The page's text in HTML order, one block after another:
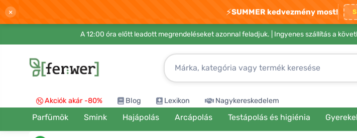
× ⚡SUMMER kedvezmény most!
A 12:00 óra előtt leadott megrendeléseket azonnal feladjuk. | Ingyenes szállítás a
Akciók akár -80% Blog Lexikon Nagykereskedelem
Parfümök Smink Hajápolás Arcápolás Testápolás és higiénia